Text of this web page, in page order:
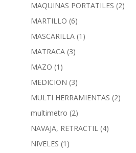
MAQUINAS PORTATILES (2)
MARTILLO (6)
MASCARILLA (1)
MATRACA (3)
MAZO (1)
MEDICION (3)
MULTI HERRAMIENTAS (2)
multimetro (2)
NAVAJA, RETRACTIL (4)
NIVELES (1)